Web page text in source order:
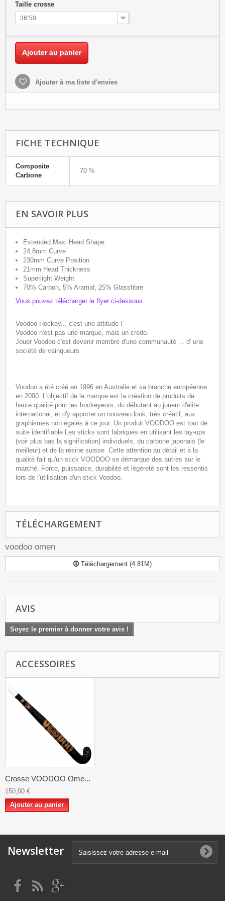
Taille crosse
36"50
Ajouter au panier
Ajouter à ma liste d'envies
FICHE TECHNIQUE
Composite
Carbone
70 %
EN SAVOIR PLUS
Extended Maxi Head Shape
24,8mm Curve
230mm Curve Position
21mm Head Thickness
Superlight Weight
70% Carbon, 5% Aramid, 25% Glassfibre
Vous pouvez télécharger le flyer ci-dessous
Voodoo Hockey... c'est une attitude !
Voodoo n'est pas une marque, mais un credo.
Jouer Voodoo c'est devenir membre d'une communauté ... d' une
société de vainqueurs
Voodoo a été créé en 1996 en Australie et sa branche européenne
en 2000. L'objectif de la marque est la création de produits de
haute qualité pour les hockeyeurs, du débutant au joueur d'élite
international, et d'y apporter un nouveau look, très créatif, aux
graphismes non égalés à ce jour. Un produit VOODOO est tout de
suite identifiable Les sticks sont fabriqués en utilisant les lay-ups
(voir plus bas la signification) individuels, du carbone japonais (le
meilleur) et de la résine suisse. Cette attention au détail et à la
qualité fait qu'un stick VOODOO se démarque des autres sur le
marché. Force, puissance, durabilité et légèreté sont les ressentis
lors de l'utilisation d'un stick Voodoo.
TÉLÉCHARGEMENT
voodoo omen
Téléchargement (4.81M)
AVIS
Soyez le premier à donner votre avis !
ACCESSOIRES
Crosse VOODOO Ome...
150,00 €
Ajouter au panier
Newsletter